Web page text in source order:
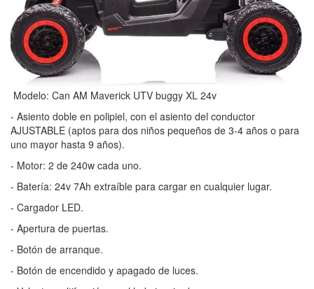
Modelo: Can AM Maverick UTV buggy XL 24v
- Asiento doble en polipiel, con el asiento del conductor
AJUSTABLE (aptos para dos niños pequeños de 3-4 años o para
uno mayor hasta 9 años).
- Motor: 2 de 240w cada uno.
- Batería: 24v 7Ah extraíble para cargar en cualquier lugar.
- Cargador LED.
- Apertura de puertas.
- Botón de arranque.
- Botón de encendido y apagado de luces.